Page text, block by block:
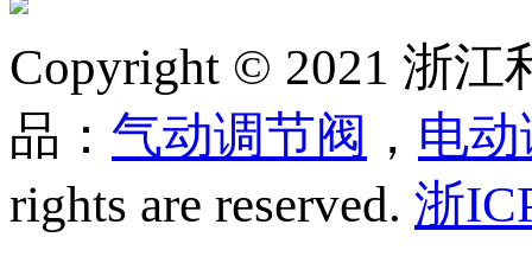
Copyright © 2021 浙
品： 气动调节阀 ， 电
rights are reserved. 浙